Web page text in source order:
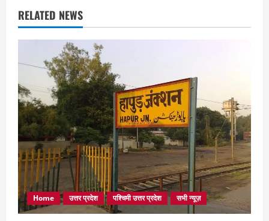
RELATED NEWS
Home उत्तर प्रदेश पश्चिमी उत्तर प्रदेश सभी न्यूज़